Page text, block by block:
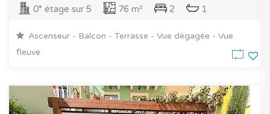
0° étage sur 5 76 m² 2 1
Ascenseur - Balcon - Terrasse - Vue dégagée - Vue
fleuve